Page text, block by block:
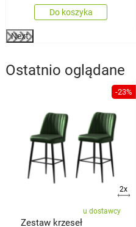
Do koszyka
Next
Ostatnio oglądane
-23%
2x
u dostawcy
Zestaw krzeseł